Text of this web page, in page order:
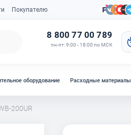
Покупателю Компания
8 800 77 00 789
пн-пт: 9:00 - 18:00 по МСК
оборудование Расходные материалы
200UR